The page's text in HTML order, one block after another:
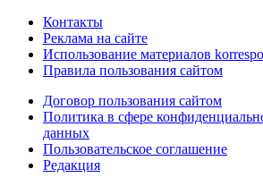
Контакты
Реклама на сайте
Использование материалов
Правила пользования сайтом
Договор пользования сайтом
Политика в сфере
данных
Пользовательское соглашение
Редакция